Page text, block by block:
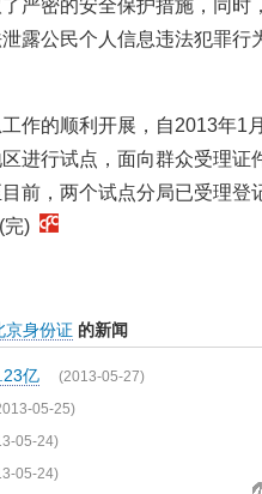
严密的安全保护措施，同时
露公民个人信息违法犯罪行
作的顺利开展，自2013年1
进行试点，面向群众受理证
前，两个试点分局已受理登
完)
京身份证 的新闻
亿 (2013-05-27)
05-25)
05-24)
05-24)